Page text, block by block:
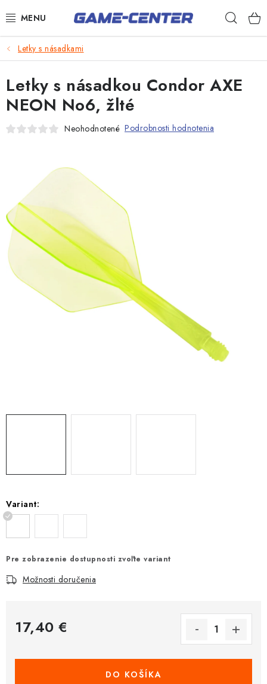
na
Šípky
Poker
Stolný futbal
Darčekové poukazy
Kontakty
Letky s násadkami
Variant:
Pre zobrazenie dostupnosti zvoľte variant
Možnosti doručenia
17,40 €
DO KOŠÍKA
Letky s násadkou Condor AXE
NEON No6, žlté
Neohodnotené Podrobnosti hodnotenia